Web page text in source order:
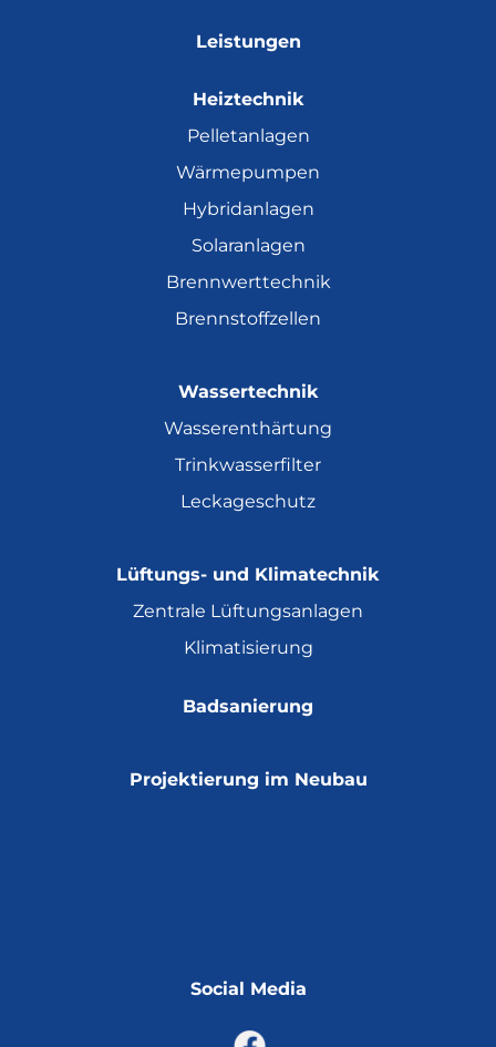
Leistungen
Heiztechnik
Pelletanlagen
Wärmepumpen
Hybridanlagen
Solaranlagen
Brennwerttechnik
Brennstoffzellen
Wassertechnik
Wasserenthärtung
Trinkwasserfilter
Leckageschutz
Lüftungs- und Klimatechnik
Zentrale Lüftungsanlagen
Klimatisierung
Badsanierung
Projektierung im Neubau
Social Media